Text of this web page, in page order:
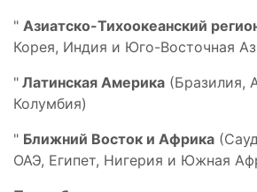
" Азиатско-Тихоокеанский
Корея, Индия и Юго-Восточная
" Латинская Америка (Бразилия,
Колумбия)
" Ближний Восток и Африка
ОАЭ, Египет, Нигерия и Южная